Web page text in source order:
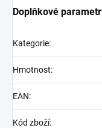
Doplňkové
Kategorie:
Hmotnost:
EAN:
Kód zboží: